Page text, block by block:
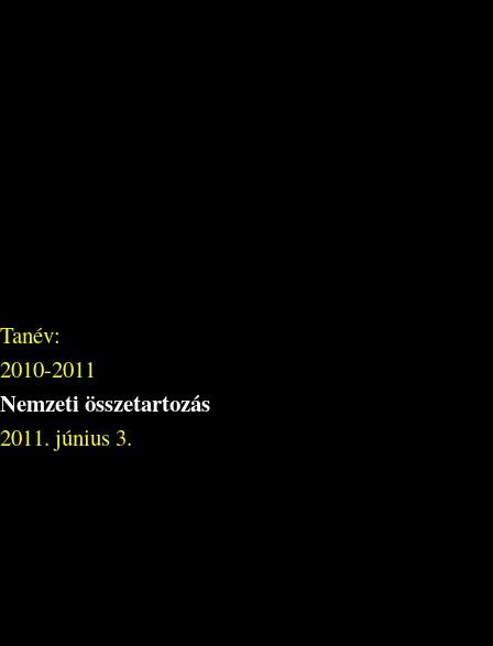
Tanév:
2010-2011
Nemzeti összetartozás
2011. június 3.